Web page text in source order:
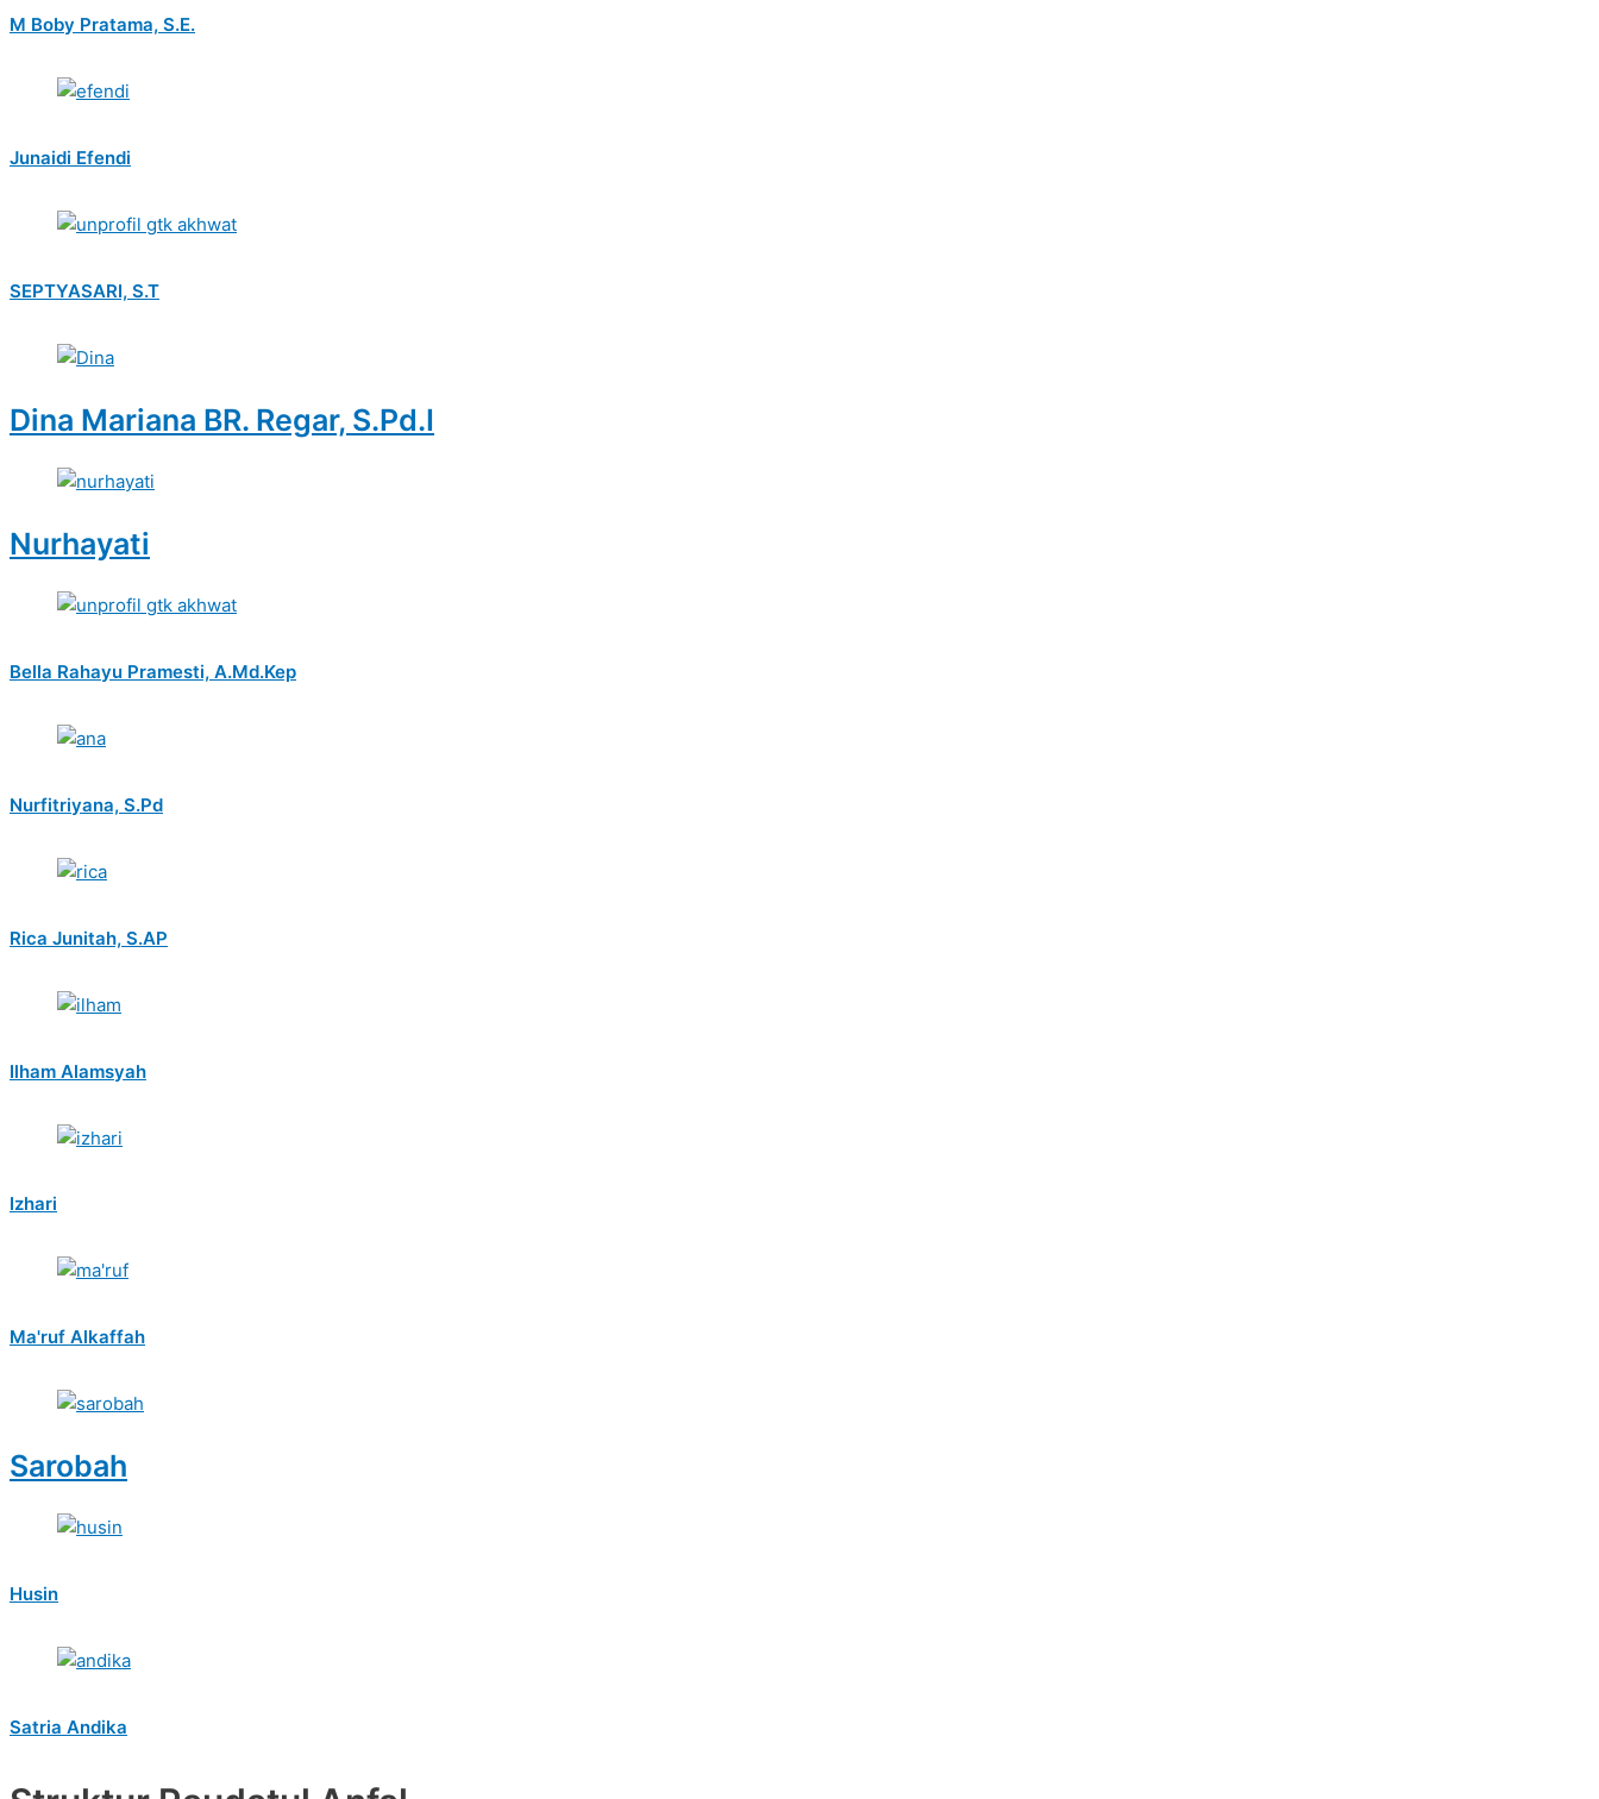
M Boby Pratama, S.E.
Junaidi Efendi
SEPTYASARI, S.T
Dina Mariana BR. Regar, S.Pd.I
Nurhayati
Bella Rahayu Pramesti, A.Md.Kep
Nurfitriyana, S.Pd
Rica Junitah, S.AP
Ilham Alamsyah
Izhari
Ma'ruf Alkaffah
Sarobah
Husin
Satria Andika